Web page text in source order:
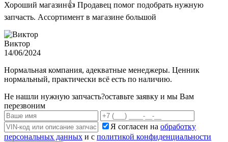
Хороший магазин👍 Продавец помог подобрать нужную
запчасть. Ассортимент в магазине большой
Виктор
14/06/2024
Нормальная компания, адекватные менеджеры. Ценник
нормальный, практически всё есть по наличию.
Не нашли нужную запчасть?оставьте заявку и мы Вам
перезвоним
Я согласен на обработку
персональных данных и с политикой конфиденциальности